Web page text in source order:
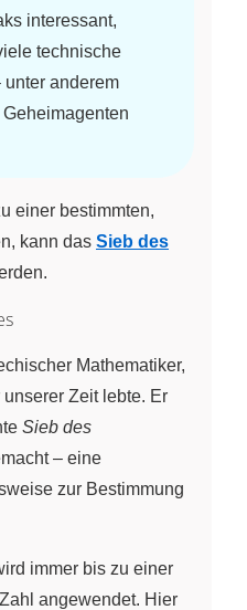
interessant,
technische
anderem
einer bestimmten,
kann das Sieb des
Mathematiker,
Zeit lebte. Er
Sieb des
– eine
zur Bestimmung
immer bis zu einer
angewendet. Hier